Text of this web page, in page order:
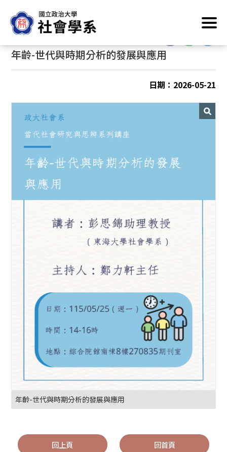
到
主
要
內
首頁 /最新消息/學術演講/活動
年齡-世代與時期分析的發展與應用
日期：2026-05-21
年齡-世代與時期分析的發展與應用
回上頁 回首頁